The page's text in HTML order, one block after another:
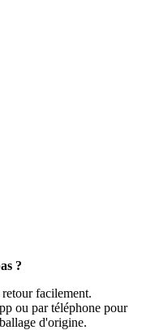
?
facilement.
ou par téléphone pour
d'origine.